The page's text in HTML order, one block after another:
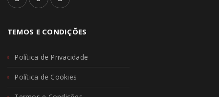
TEMOS E CONDIÇÕES
Política de Privacidade
Política de Cookies